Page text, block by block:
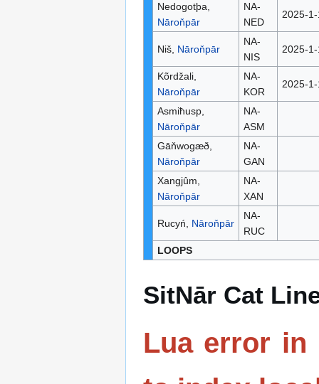
Nedogotþa,
Nāroňpār
NA-
NED
2025-1-
Niš, Nāroňpār
NA-
NIS
2025-1-
Kõrdžali,
Nāroňpār
NA-
KOR
2025-1-
Asmiħusp,
Nāroňpār
NA-
ASM
Gāňwogæð,
Nāroňpār
NA-
GAN
Xangjûm,
Nāroňpār
NA-
XAN
Rucyń, Nāroňpār
NA-
RUC
LOOPS
SitNār Cat
Lua error in